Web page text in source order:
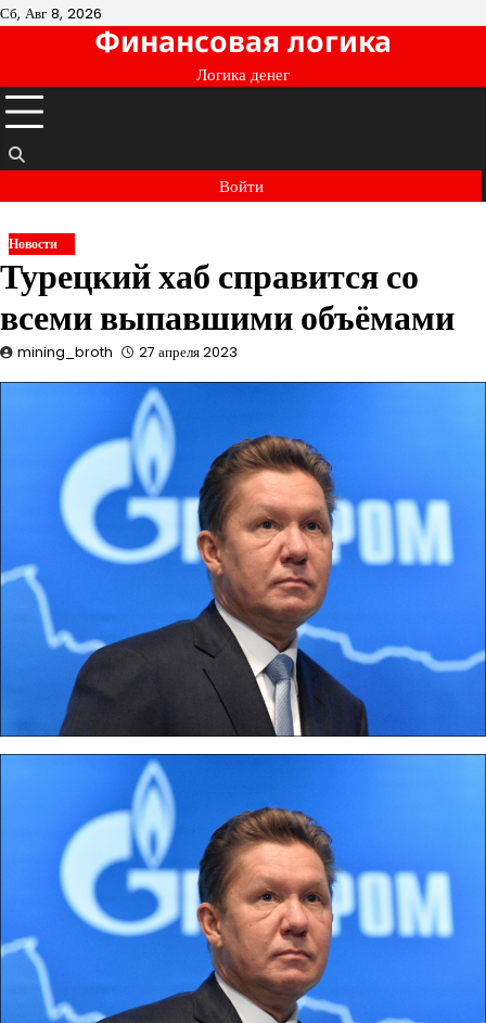
Перейти
Сб, Авг 8, 2026
Финансовая логика
Логика денег
Войти
Новости
Турецкий хаб справится со
всеми выпавшими объёмами
mining_broth 27 апреля 2023